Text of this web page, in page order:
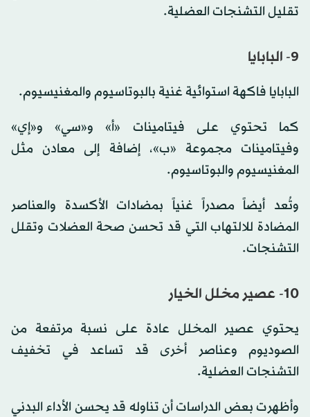
تقليل التشنجات العضلية.
9- البابايا
البابايا فاكهة استوائية غنية بالبوتاسيوم والمغنيسيوم.
كما تحتوي على فيتامينات «أ» و«سي» و«إي»
وفيتامينات مجموعة «ب»، إضافة إلى معادن مثل
المغنيسيوم والبوتاسيوم.
وتُعد أيضاً مصدراً غنياً بمضادات الأكسدة والعناصر
المضادة للالتهاب التي قد تحسن صحة العضلات وتقلل
التشنجات.
10- عصير مخلل الخيار
يحتوي عصير المخلل عادة على نسبة مرتفعة من
الصوديوم وعناصر أخرى قد تساعد في تخفيف
التشنجات العضلية.
وأظهرت بعض الدراسات أن تناوله قد يحسن الأداء البدني